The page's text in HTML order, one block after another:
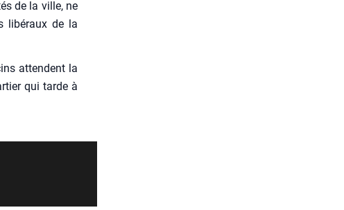
de la ville, ne
libé­raux de la
attendent la
qui tarde à